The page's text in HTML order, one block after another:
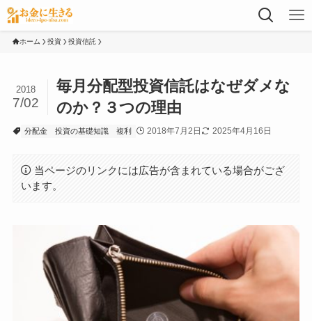
ホーム 投資 投資信託
毎月分配型投資信託はなぜダメな
のか？３つの理由
2018
7/02
分配金 投資の基礎知識 複利 2018年7月2日 2025年4月16日
当ページのリンクには広告が含まれている場合がござ
います。